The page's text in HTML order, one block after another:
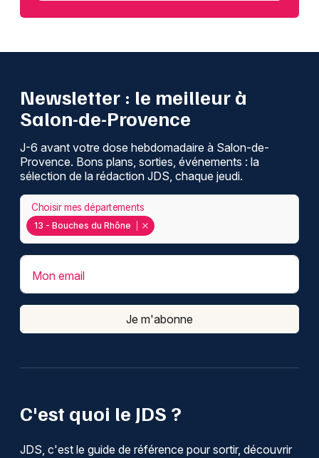
C'est quoi le JDS ?
JDS, c'est le guide de référence pour sortir, découvrir
Newsletter : le meilleur à
Salon-de-Provence
J-6 avant votre dose hebdomadaire à Salon-de-
Provence. Bons plans, sorties, événements : la
sélection de la rédaction JDS, chaque jeudi.
13 - Bouches du Rhône
Choisir mes départements
Mon email
Je m'abonne